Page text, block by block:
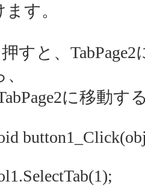
す。
すと、
に移動